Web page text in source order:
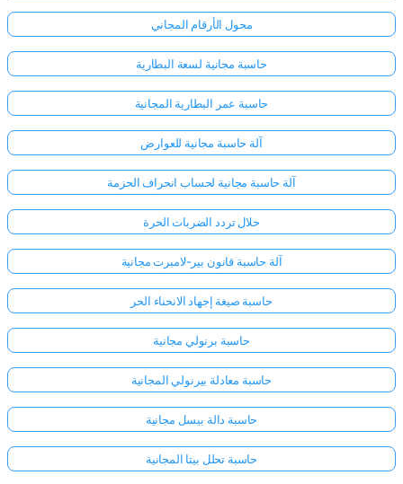
محول الأرقام المجاني
حاسبة مجانية لسعة البطارية
حاسبة عمر البطارية المجانية
آلة حاسبة مجانية للعوارض
آلة حاسبة مجانية لحساب انحراف الحزمة
حلال تردد الضربات الحرة
آلة حاسبة قانون بير-لامبرت مجانية
حاسبة صيغة إجهاد الانحناء الحر
حاسبة برنولي مجانية
حاسبة معادلة بيرنولي المجانية
حاسبة دالة بيسل مجانية
حاسبة تحلل بيتا المجانية